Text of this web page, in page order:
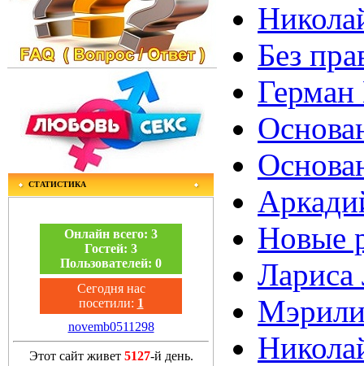
СТАТИСТИКА
Онлайн всего: 3
Гостей: 3
Пользователей: 0
Сегодня нас
посетили: 1
novemb0511298
Этот сайт живет 5127-й день.
Без
Герман
Новые
Лариса